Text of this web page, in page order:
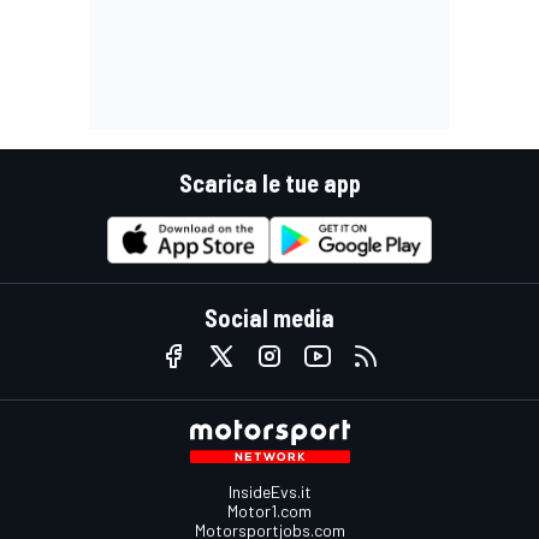
Scarica le tue app
Social media
InsideEvs.it
Motor1.com
Motorsportjobs.com